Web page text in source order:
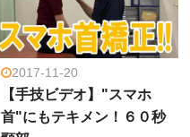
2017-11-20
【手技ビデオ】"スマホ
首"にもテキメン！６０秒